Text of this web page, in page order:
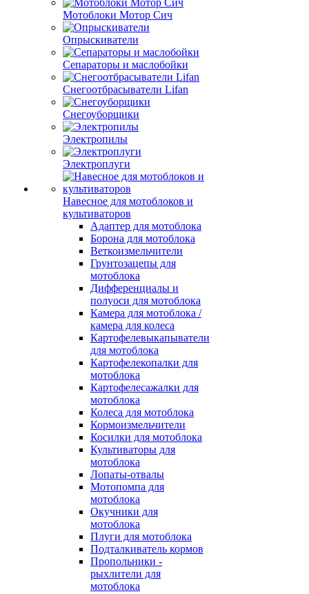
Мотоблоки Мотор Сич
Опрыскиватели
Сепараторы и маслобойки
Снегоотбрасыватели Lifan
Снегоуборщики
Электропилы
Электроплуги
Навесное для мотоблоков и
культиваторов
Адаптер для мотоблока
Борона для мотоблока
Веткоизмельчители
Грунтозацепы для
мотоблока
Дифференциалы и
полуоси для мотоблока
Камера для мотоблока /
камера для колеса
Картофелевыкапыватели
для мотоблока
Картофелекопалки для
мотоблока
Картофелесажалки для
мотоблока
Колеса для мотоблока
Кормоизмельчители
Косилки для мотоблока
Культиваторы для
мотоблока
Лопаты-отвалы
Мотопомпа для
мотоблока
Окучники для
мотоблока
Плуги для мотоблока
Подталкиватель кормов
Пропольники -
рыхлители для
мотоблока